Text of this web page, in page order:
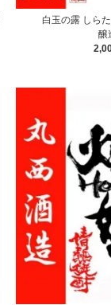
白玉の露 しら
醸